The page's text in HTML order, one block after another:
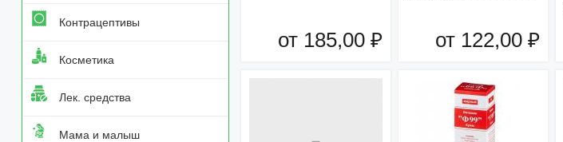
Контрацептивы
Косметика
Лек. средства
Мама и малыш
от 185,00 ₽ от 122,00 ₽